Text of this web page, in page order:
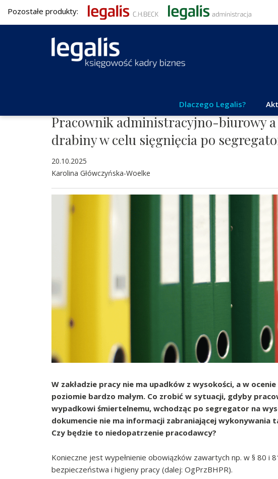
Pozostałe produkty:
Dlaczego Legalis?
Pracownik administracyjno-biurowy
drabiny w celu sięgnięcia po
20.10.2025
Karolina Główczyńska-Woelke
W zakładzie pracy nie ma upadków z wysokości, a w
poziomie bardzo małym. Co zrobić w sytuacji, gdyby
wypadkowi śmiertelnemu, wchodząc po segregator na
dokumencie nie ma informacji zabraniającej wykonywania
Czy będzie to niedopatrzenie pracodawcy?
Konieczne jest wypełnienie obowiązków zawartych np. w § 80
bezpieczeństwa i higieny pracy (dalej: OgPrzBHPR).